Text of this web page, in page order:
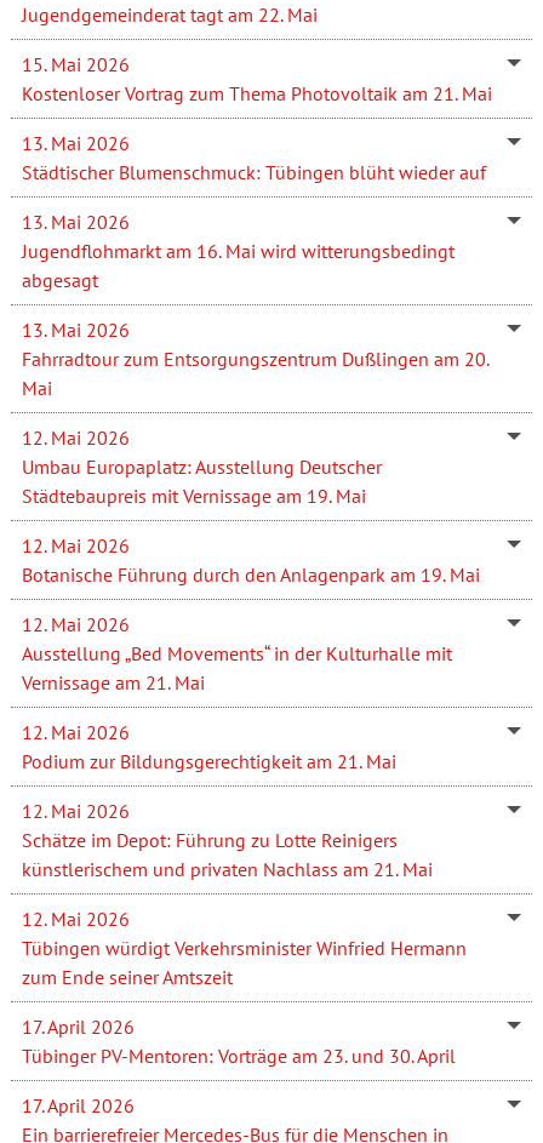
Jugendgemeinderat tagt am 22. Mai
15. Mai 2026
Kostenloser Vortrag zum Thema Photovoltaik am 21. Mai
13. Mai 2026
Städtischer Blumenschmuck: Tübingen blüht wieder auf
13. Mai 2026
Jugendflohmarkt am 16. Mai wird witterungsbedingt
abgesagt
13. Mai 2026
Fahrradtour zum Entsorgungszentrum Dußlingen am 20.
Mai
12. Mai 2026
Umbau Europaplatz: Ausstellung Deutscher
Städtebaupreis mit Vernissage am 19. Mai
12. Mai 2026
Botanische Führung durch den Anlagenpark am 19. Mai
12. Mai 2026
Ausstellung „Bed Movements“ in der Kulturhalle mit
Vernissage am 21. Mai
12. Mai 2026
Podium zur Bildungsgerechtigkeit am 21. Mai
12. Mai 2026
Schätze im Depot: Führung zu Lotte Reinigers
künstlerischem und privaten Nachlass am 21. Mai
12. Mai 2026
Tübingen würdigt Verkehrsminister Winfried Hermann
zum Ende seiner Amtszeit
17. April 2026
Tübinger PV-Mentoren: Vorträge am 23. und 30. April
17. April 2026
Ein barrierefreier Mercedes-Bus für die Menschen in